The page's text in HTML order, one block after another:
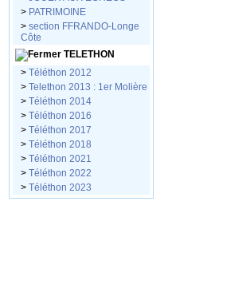
> PATRIMOINE
> section FFRANDO-Longe
Côte
TELETHON
> Téléthon 2012
> Telethon 2013 : 1er Molière
> Téléthon 2014
> Téléthon 2016
> Téléthon 2017
> Téléthon 2018
> Téléthon 2021
> Téléthon 2022
> Téléthon 2023